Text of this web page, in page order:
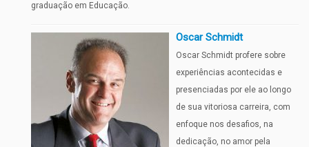
graduação em Educação.
Oscar Schmidt
Oscar Schmidt profere sobre
experiências acontecidas e
presenciadas por ele ao longo
de sua vitoriosa carreira, com
enfoque nos desafios, na
dedicação, no amor pela